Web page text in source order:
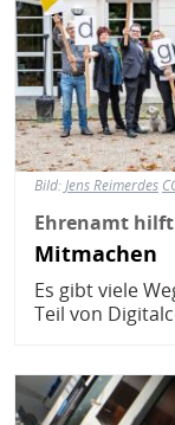
Bild:Jens Reimerdes
Ehrenamt hilft
Mitmachen
Es gibt viele
Teil von
Bild